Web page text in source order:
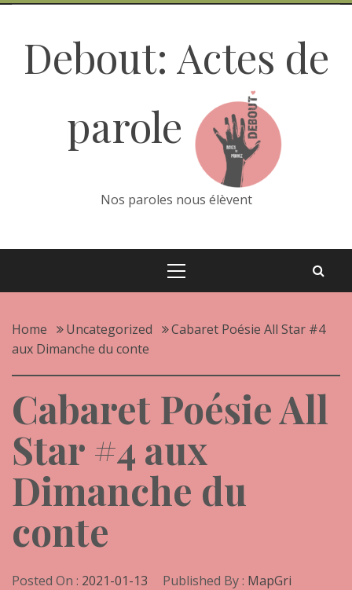
Skip
contentDebout: Actes de
parole
Nos paroles nous élèvent
Home Uncategorized
Cabaret Poésie All Star #4
aux Dimanche du conte
Cabaret Poésie All
Star #4 aux
Dimanche du
conte
Posted On : 2021-01-13 Published By : MapGri